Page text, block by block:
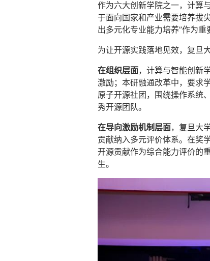
作为六大创新学院之一，计算
于面向国家和产业需要培养拔
出多元化专业能力培养”作为重
为让开源实践落地见效，复旦
在组织层面，计算与智能创新
激励；本研融通改革中，要求
原子开源社团，围绕操作系统
秀开源团队。
在导向激励机制层面，复旦大
贡献纳入多元评价体系。在奖
开源贡献作为综合能力评价的
生。